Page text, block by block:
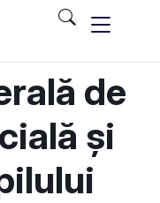
de
și